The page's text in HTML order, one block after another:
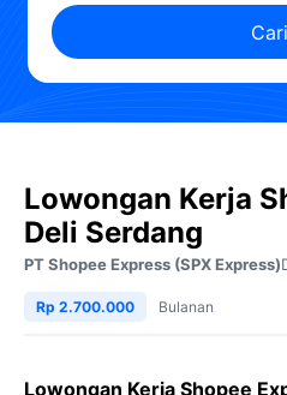
Cari
Lowongan Kerja
Deli Serdang
PT Shopee Express (SPX Express)
Rp 2.700.000 Bulanan
Lowongan Kerja Shopee